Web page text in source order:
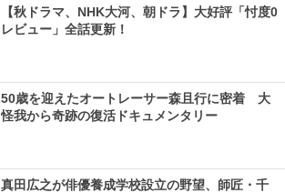
【秋ドラマ、NHK大河、朝ドラ】大好評「忖度0
レビュー」全話更新！
50歳を迎えたオートレーサー森且行に密着 大
怪我から奇跡の復活ドキュメンタリー
真田広之が俳優養成学校設立の野望、師匠・千